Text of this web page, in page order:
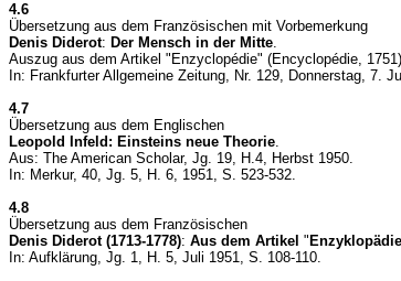
4.6
Übersetzung aus dem Französischen mit Vorbemerkung
Denis Diderot: Der Mensch in der Mitte.
Auszug aus dem Artikel "Enzyclopédie" (Encyclopédie,
In: Frankfurter Allgemeine Zeitung, Nr. 129, Donnerstag, 7.
4.7
Übersetzung aus dem Englischen
Leopold Infeld: Einsteins neue Theorie.
Aus: The American Scholar, Jg. 19, H.4, Herbst 1950.
In: Merkur, 40, Jg. 5, H. 6, 1951, S. 523-532.
4.8
Übersetzung aus dem Französischen
Denis Diderot (1713-1778): Aus dem Artikel "
In: Aufklärung, Jg. 1, H. 5, Juli 1951, S. 108-110.